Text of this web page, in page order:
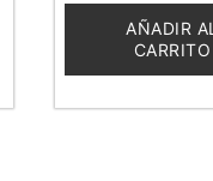
de
5
AÑADIR AL
CARRITO